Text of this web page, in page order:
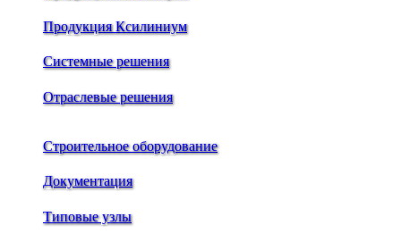
Продукция Ксилиниум
Системные решения
Отраслевые решения
Строительное оборудование
Документация
Типовые узлы